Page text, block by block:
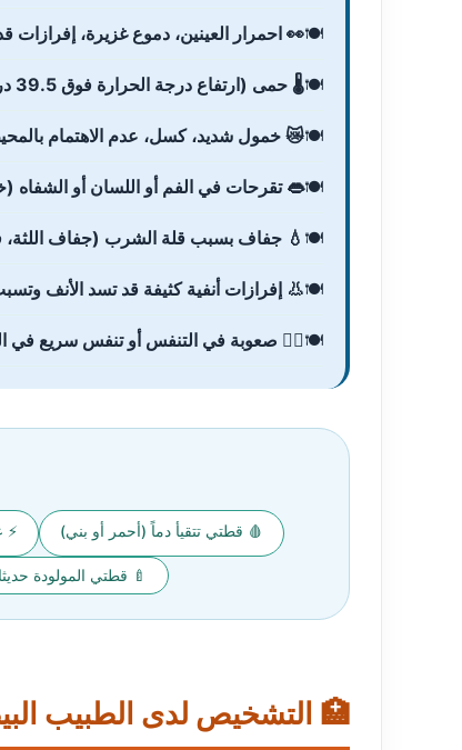
👀 احمرار العينين، دموع غزيرة،
🌡️ حمى (ارتفاع درجة الحرارة فوق 39.5 درجة مئوية)
😿 خمول شديد، كسل، عدم الاهتمام
👄 تقرحات في الفم أو اللسان أو
💧 جفاف بسبب قلة الشرب (جفاف اللثة،
👃 إفرازات أنفية كثيفة قد تسد الأنف
😮‍💨 صعوبة في التنفس أو تنفس سريع في
🩸 قطتي تتقيأ دماً (أحمر أو بني)
🍼 قطتي المولودة
🏥 التشخيص لدى الطبيب